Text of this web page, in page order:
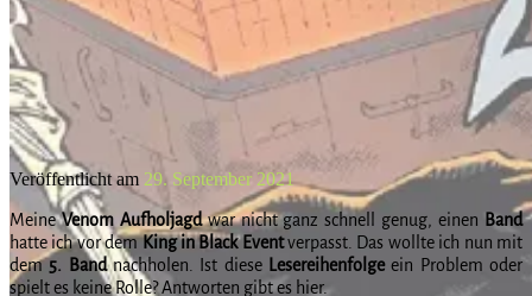
Veröffentlicht am 29. September 2021
MeineVenom Aufholjagdwar nicht ganz schnell genug, einen Band
hatte ich vor demKing in Black Eventverpasst. Das wollte ich nun mit
dem 5. Bandnachholen. Ist diese Lesereihenfolgeein Problem oder
spielt es keine Rolle? Antworten gibt es hier.